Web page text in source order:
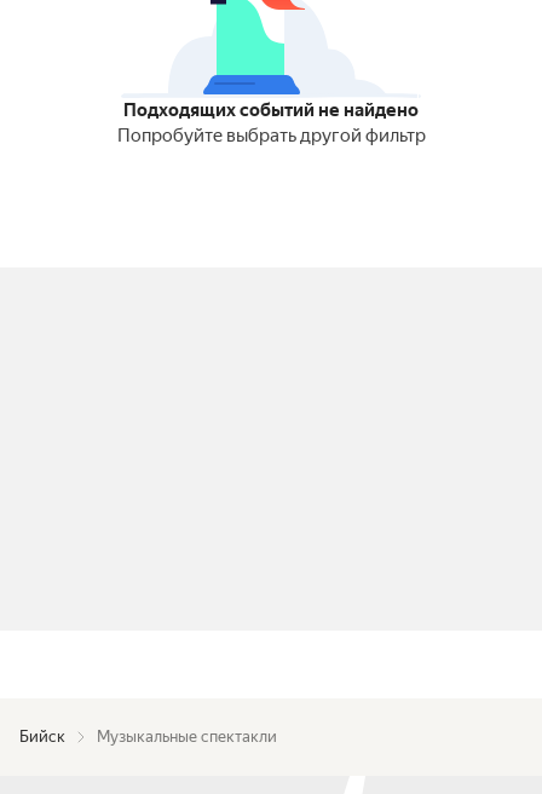
Подходящих событий не найдено
Попробуйте выбрать другой фильтр
Бийск Музыкальные спектакли